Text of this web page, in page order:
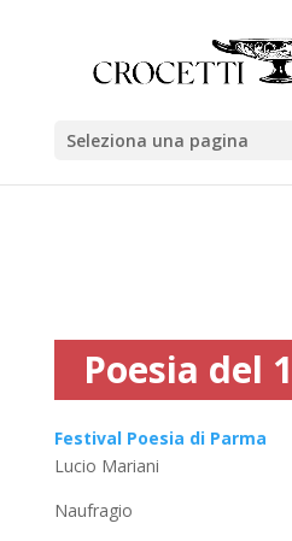
Seleziona una pagina
Poesia del
Festival Poesia di Parma
Lucio Mariani
Naufragio